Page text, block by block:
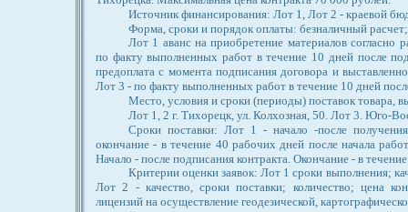
Источник финансирования: Лот 1, Лот 2 - краевой
Форма, сроки и порядок оплаты: безналичный расчет;
Лот 1 аванс на приобретение материалов согласно
по факту выполненных работ в течение 10 дней после
предоплата с момента подписания договора и
Лот 3 - по факту выполненных работ в течение 10 дней
Место, условия и сроки (периоды) поставок товара,
Лот 1, 2 г. Тихорецк, ул. Колхозная, 50. Лот 3. Юго-
Сроки поставки: Лот 1 - начало -после
окончание - в течение 40 рабочих дней после начала
Начало - после подписания контракта. Окончание - в
Критерии оценки заявок: Лот 1 сроки выполнения;
Лот 2 - качество, сроки поставки; количество; цена
лицензий на осуществление геодезической,